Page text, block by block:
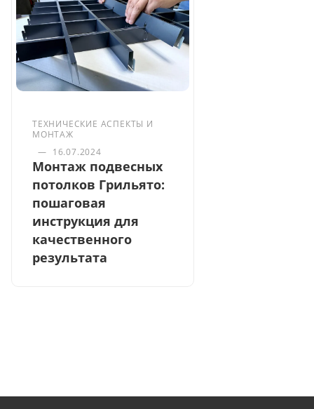
ТЕХНИЧЕСКИЕ АСПЕКТЫ И
МОНТАЖ
— 16.07.2024
Монтаж подвесных
потолков Грильято:
пошаговая
инструкция для
качественного
результата